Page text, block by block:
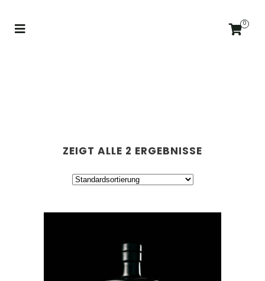
0
ZEIGT ALLE 2 ERGEBNISSE